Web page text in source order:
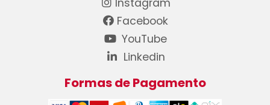
Instagram
Facebook
YouTube
Linkedin
Formas de Pagamento